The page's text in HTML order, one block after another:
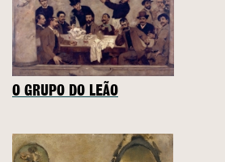
O GRUPO DO LEÃO